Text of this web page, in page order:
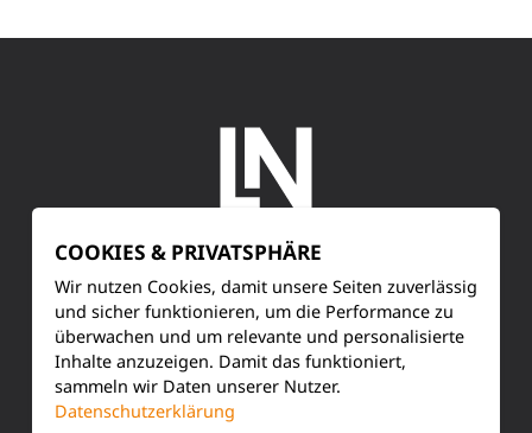
SERVICE
Kundenservice
Produktinformationen
COOKIES & PRIVATSPHÄRE
Wir nutzen Cookies, damit unsere Seiten zuverlässig
und sicher funktionieren, um die Performance zu
überwachen und um relevante und personalisierte
Inhalte anzuzeigen. Damit das funktioniert,
sammeln wir Daten unserer Nutzer.
Datenschutzerklärung